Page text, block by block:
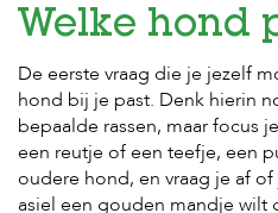
n
K
n
a
a
g
d
i
Welke hond
De eerste vraag die je jezelf
hond bij je past. Denk hierin
bepaalde rassen, maar focus
een reutje of een teefje, een
oudere hond, en vraag je af
asiel een gouden mandje wilt